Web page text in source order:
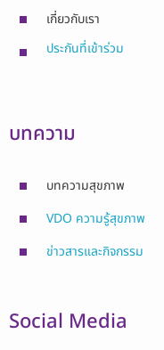
เกี่ยวกับเรา
ประกันที่เข้าร่วม
บทความ
บทความสุขภาพ
VDO ความรู้สุขภาพ
ข่าวสารและกิจกรรม
Social Media